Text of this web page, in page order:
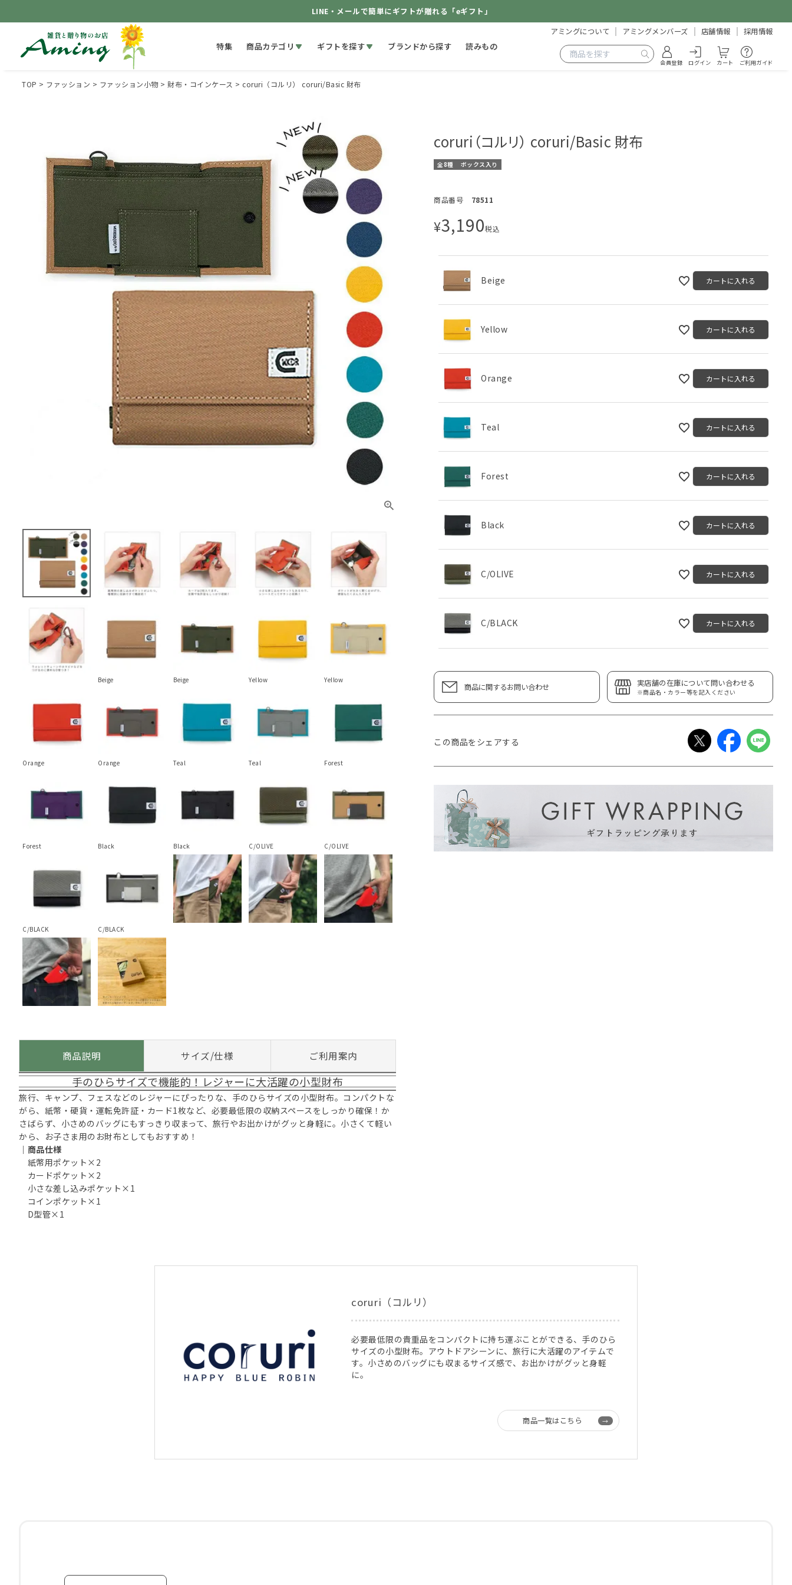
LINE・メールで簡単にギフトが贈れる「eギフト」
特集 商品カテゴリ ギフトを探す ブランドから探す 読みもの
アミングについて アミングメンバーズ 店舗情報 採用情報
会員登録 ログイン カート ご利用ガイド
TOP ファッション ファッション小物 財布・コインケース coruri（コルリ） coruri/Basic 財布
Beige Beige Yellow Yellow
Orange Orange Teal Teal Forest
Forest Black Black C/OLIVE C/OLIVE
C/BLACK C/BLACK
商品説明 サイズ/仕様 ご利用案内
手のひらサイズで機能的！レジャーに大活躍の小型財布
旅行、キャンプ、フェスなどのレジャーにぴったりな、手のひらサイズの小型財布。コンパクトな
がら、紙幣・硬貨・運転免許証・カード1枚など、必要最低限の収納スペースをしっかり確保！か
さばらず、小さめのバッグにもすっきり収まって、旅行やお出かけがグッと身軽に。小さくて軽い
から、お子さま用のお財布としてもおすすめ！
｜商品仕様
紙幣用ポケット×2
カードポケット×2
小さな差し込みポケット×1
コインポケット×1
D型管×1
coruri（コルリ） coruri/Basic 財布
全8種 ボックス入り
商品番号 78511
¥3,190税込
Beige カートに入れる
Yellow カートに入れる
Orange カートに入れる
Teal カートに入れる
Forest カートに入れる
Black カートに入れる
C/OLIVE カートに入れる
C/BLACK カートに入れる
商品に関するお問い合わせ 実店舗の在庫について問い合わせる
※商品名・カラー等を記入ください
この商品をシェアする
coruri（コルリ）
必要最低限の貴重品をコンパクトに持ち運ぶことができる、手のひら
サイズの小型財布。アウトドアシーンに、旅行に大活躍のアイテムで
す。小さめのバッグにも収まるサイズ感で、お出かけがグッと身軽
に。
商品一覧はこちら